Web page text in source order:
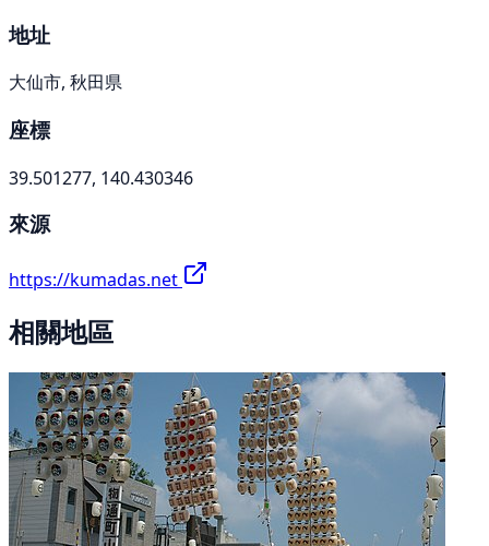
地址
大仙市, 秋田県
座標
39.501277, 140.430346
來源
https://kumadas.net
相關地區